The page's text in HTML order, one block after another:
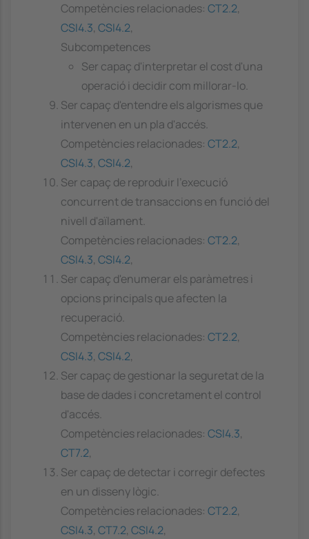
Competències relacionades: CT2.2,
CSI4.3, CSI4.2,
Subcompetences
Ser capaç d'interpretar el cost d'una
operació i decidir com millorar-lo.
Ser capaç d'entendre els algorismes que
intervenen en un pla d'accés.
Competències relacionades: CT2.2,
CSI4.3, CSI4.2,
Ser capaç de reproduir l'execució
concurrent de transaccions en funció del
nivell d'aïlament.
Competències relacionades: CT2.2,
CSI4.3, CSI4.2,
Ser capaç d'enumerar els paràmetres i
opcions principals que afecten la
recuperació.
Competències relacionades: CT2.2,
CSI4.3, CSI4.2,
Ser capaç de gestionar la seguretat de la
base de dades i concretament el control
d'accés.
Competències relacionades: CSI4.3,
CT7.2,
Ser capaç de detectar i corregir defectes
en un disseny lògic.
Competències relacionades: CT2.2,
CSI4.3, CT7.2, CSI4.2,